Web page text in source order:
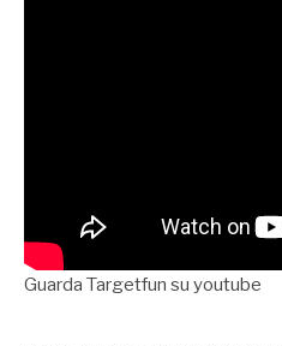
Guarda Targetfun su youtube